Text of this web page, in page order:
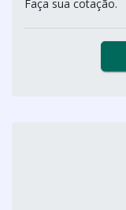
Faça sua cotação.